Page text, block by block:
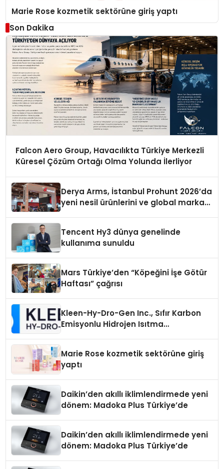
Marie Rose kozmetik sektörüne giriş yaptı
Son Dakika
Falcon Aero Group, Havacılıkta Türkiye Merkezli
Küresel Çözüm Ortağı Olma Yolunda İlerliyor
Derya Arms, İstanbul Prohunt 2026’da
yeni nesil ürünlerini ve global marka
Tencent Hy3 dünya genelinde
kullanıma sunuldu
Mars Türkiye’den “Köpeğini İşe Götür
Haftası” çağrısı
Kleen-Hy-Dro-Gen Inc., Sıfır Karbon
Emisyonlu Hidrojen Isıtma
Marie Rose kozmetik sektörüne giriş
yaptı
Daikin’den akıllı iklimlendirmede yeni
dönem: Madoka Plus Türkiye’de
Daikin’den akıllı iklimlendirmede yeni
dönem: Madoka Plus Türkiye’de